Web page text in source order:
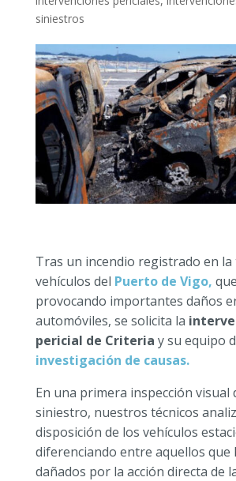
siniestros
Tras un incendio registrado en la
vehículos del Puerto de Vigo,
provocando importantes daños
automóviles, se solicita la
pericial de Criteria y su equipo
investigación de causas.
En una primera inspección visual
siniestro, nuestros técnicos
disposición de los vehículos
diferenciando entre aquellos que
dañados por la acción directa de